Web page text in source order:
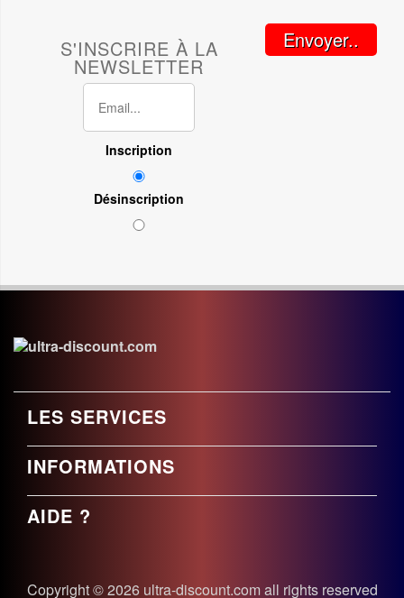
S'INSCRIRE À LA
NEWSLETTER
Inscription
Désinscription
Envoyer..
LES SERVICES
INFORMATIONS
AIDE ?
Copyright © 2026 ultra-discount.com all rights reserved